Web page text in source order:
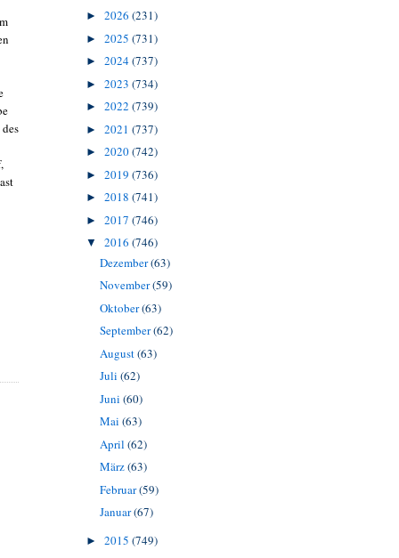
► 2026 (231)
► 2025 (731)
► 2024(737)
► 2023 (734)
► 2022 (739)
► 2021 (737)
► 2020(742)
► 2019 (736)
► 2018 (741)
► 2017 (746)
▼ 2016 (746)
Dezember(63)
November(59)
Oktober(63)
September(62)
August(63)
Juli (62)
Juni (60)
Mai (63)
April (62)
März(63)
Februar(59)
Januar(67)
► 2015 (749)